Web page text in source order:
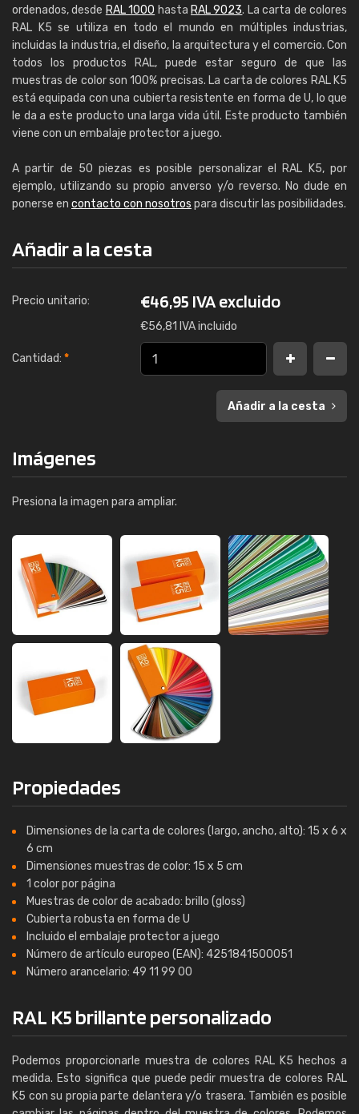
ordenados, desde RAL 1000 hasta RAL 9023. La carta de colores
RAL K5 se utiliza en todo el mundo en múltiples industrias,
incluidas la industria, el diseño, la arquitectura y el comercio. Con
todos los productos RAL, puede estar seguro de que las
muestras de color son 100% precisas. La carta de colores RAL K5
está equipada con una cubierta resistente en forma de U, lo que
le da a este producto una larga vida útil. Este producto también
viene con un embalaje protector a juego.
A partir de 50 piezas es posible personalizar el RAL K5, por
ejemplo, utilizando su propio anverso y/o reverso. No dude en
ponerse en contacto con nosotros para discutir las posibilidades.
Añadir a la cesta
Precio unitario: €46,95 IVA excluido
€56,81 IVA incluido
Cantidad: *
Añadir a la cesta
Imágenes
Presiona la imagen para ampliar.
Propiedades
Dimensiones de la carta de colores (largo, ancho, alto): 15 x 6 x
6 cm
Dimensiones muestras de color: 15 x 5 cm
1 color por página
Muestras de color de acabado: brillo (gloss)
Cubierta robusta en forma de U
Incluido el embalaje protector a juego
Número de artículo europeo (EAN): 4251841500051
Número arancelario: 49 11 99 00
RAL K5 brillante personalizado
Podemos proporcionarle muestra de colores RAL K5 hechos a
medida. Esto significa que puede pedir muestra de colores RAL
K5 con su propia parte delantera y/o trasera. También es posible